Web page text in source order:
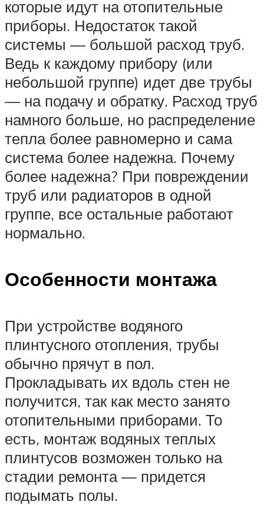
которые идут на отопительные
приборы. Недостаток такой
системы — большой расход труб.
Ведь к каждому прибору (или
небольшой группе) идет две трубы
— на подачу и обратку. Расход труб
намного больше, но распределение
тепла более равномерно и сама
система более надежна. Почему
более надежна? При повреждении
труб или радиаторов в одной
группе, все остальные работают
нормально.
Особенности монтажа
При устройстве водяного
плинтусного отопления, трубы
обычно прячут в пол.
Прокладывать их вдоль стен не
получится, так как место занято
отопительными приборами. То
есть, монтаж водяных теплых
плинтусов возможен только на
стадии ремонта — придется
подымать полы.